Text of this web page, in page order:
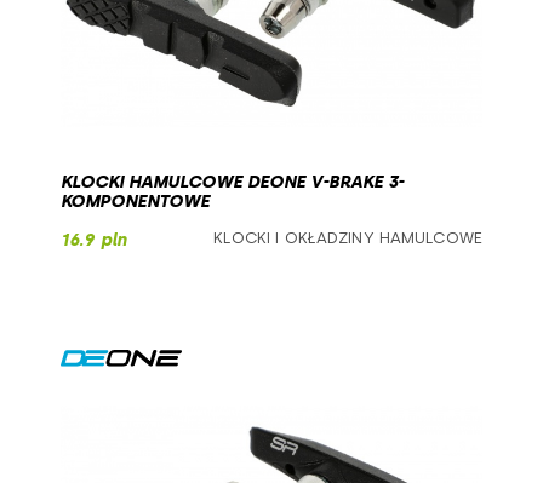
KLOCKI HAMULCOWE DEONE V-BRAKE 3-
KOMPONENTOWE
16.9 pln
KLOCKI I OKŁADZINY HAMULCOWE